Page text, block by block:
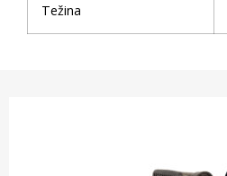
Težina